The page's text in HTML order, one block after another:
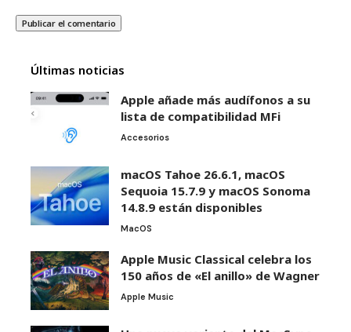
Últimas noticias
Apple añade más audífonos a su
lista de compatibilidad MFi
Accesorios
macOS Tahoe 26.6.1, macOS
Sequoia 15.7.9 y macOS Sonoma
14.8.9 están disponibles
MacOS
Apple Music Classical celebra los
150 años de «El anillo» de Wagner
Apple Music